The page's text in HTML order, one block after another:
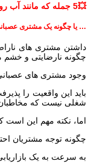
💥5 جمله که مانند آب روی آتش مشتری عصبانی اثر می کند
… یا چگونه یک مشتری
داشتن مشتری های
چگونه نارضایتی و خشم
وجود مشتری های
باید این واقعیت را
شغلی نیست که مخاطبان
اما، نکته مهم این است
چگونه توجه مشتریان
به سرعت به یک